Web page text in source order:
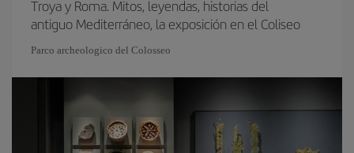
Troya y Roma. Mitos, leyendas, historias del
antiguo Mediterráneo, la exposición en el Coliseo
Parco archeologico del Colosseo